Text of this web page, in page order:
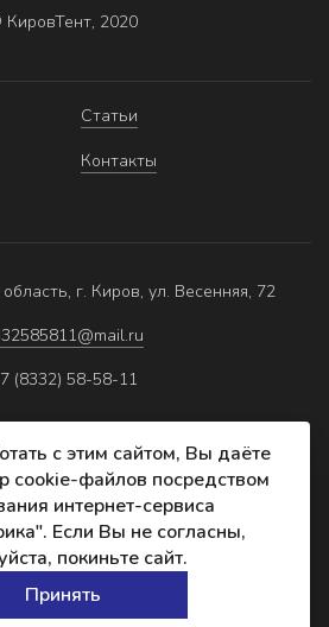
2020
Статьи
Контакты
г. Киров, ул. Весенняя, 72
(8332) 58-58-11
персональных данных
Реквизиты
Создание сайта:
с этим сайтом, Вы даёте
cookie-файлов посредством
интернет-сервиса
Если Вы не согласны,
покиньте сайт.
Принять